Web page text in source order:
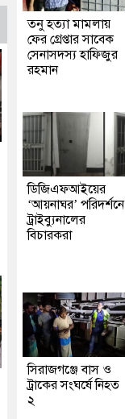
তনু হত্যা মামলায়
ফের গ্রেপ্তার সাবেক
সেনাসদস্য হাফিজুর
রহমান
ডিজিএফআইয়ের
‘আয়নাঘর’ পরিদর্শনে
ট্রাইব্যুনালের
বিচারকরা
সিরাজগঞ্জে বাস ও
ট্রাকের সংঘর্ষে নিহত
২